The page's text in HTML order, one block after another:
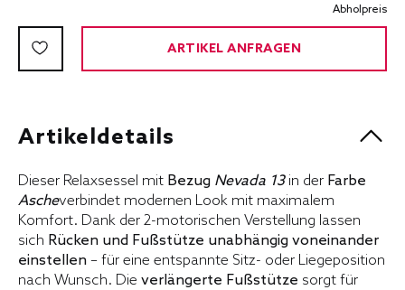
Abholpreis
ARTIKEL ANFRAGEN
Artikeldetails
Dieser Relaxsessel mit Bezug Nevada 13in der Farbe
Ascheverbindet modernen Look mit maximalem
Komfort. Dank der 2-motorischen Verstellung lassen
sich Rücken und Fußstütze unabhängig voneinander
einstellen – für eine entspannte Sitz- oder Liegeposition
nach Wunsch. Die verlängerte Fußstütze sorgt für